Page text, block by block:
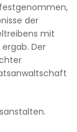
der
mit
Der